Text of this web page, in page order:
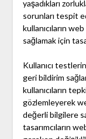
yaşadıkları
sorunları tespit
kullanıcıların
sağlamak için
Kullanıcı
geri bildirim
kullanıcıların
gözlemleyerek
değerli bilgilere
tasarımcıların